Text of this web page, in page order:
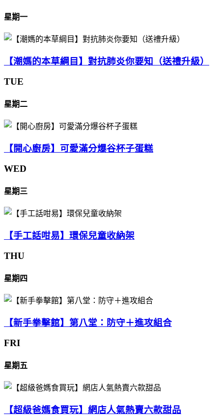
星期一
【潮媽的本草綱目】對抗肺炎你要知（送禮升級）
TUE
星期二
【開心廚房】可愛滿分爆谷杯子蛋糕
WED
星期三
【手工話咁易】環保兒童收納架
THU
星期四
【新手拳擊館】第八堂：防守＋進攻組合
FRI
星期五
【超級爸媽食買玩】網店人氣熱賣六款甜品